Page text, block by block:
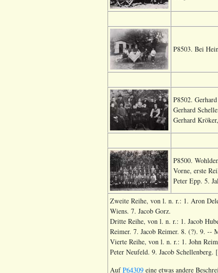
P8503. Bei
P8502.
Gerhard
Gerhard
P8500.
Vorne, erste
Peter Epp. 5.
Zweite Reihe, von l. n. r.: 1. Aron
Wiens. 7. Jacob Gorz.
Dritte Reihe, von l. n. r.: 1. Jacob
Reimer. 7. Jacob Reimer. 8. (?). 9. --
Vierte Reihe, von l. n. r.: 1. John
Peter Neufeld. 9. Jacob Schellenberg.
AufP64309 eine etwas andere